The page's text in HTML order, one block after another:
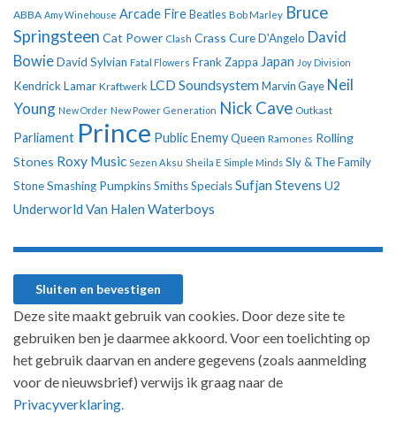
ABBA Amy Winehouse Arcade Fire Beatles Bob Marley Bruce
Springsteen Cat Power Clash Crass CureD'Angelo David
BowieDavid Sylvian Fatal Flowers Frank Zappa Japan Joy Division
Kendrick Lamar Kraftwerk LCD Soundsystem Marvin Gaye Neil
Young New Order New Power Generation Nick Cave Outkast
Parliament Prince Public EnemyQueen Ramones Rolling
Stones Roxy Music Sezen Aksu Sheila E Simple Minds Sly & The Family
StoneSmashing PumpkinsSmithsSpecialsSufjan Stevens U2
Underworld Van Halen Waterboys
Deze site maakt gebruik van cookies. Door deze site te
gebruiken ben je daarmee akkoord. Voor een toelichting op
het gebruik daarvan en andere gegevens (zoals aanmelding
voor de nieuwsbrief) verwijs ik graag naar de
Privacyverklaring.